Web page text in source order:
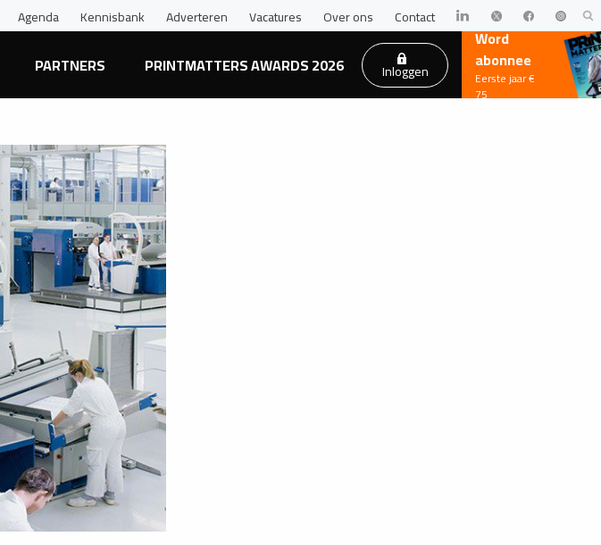
Agenda Kennisbank Adverteren Vacatures Over ons Contact
PARTNERS PRINTMATTERS AWARDS 2026 Inloggen
Word
abonnee
Eerste jaar €
75